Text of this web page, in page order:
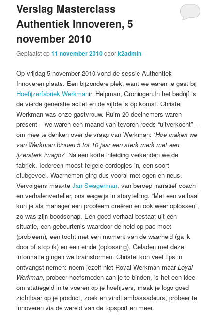
Verslag Masterclass
Authentiek Innoveren, 5
november 2010
Geplaatst op11 november 2010doork2admin
Op vrijdag 5 november 2010 vond de sessie Authentiek
Innoveren plaats. Een bijzondere plek, want we waren te gast bij
Hoefijzerfabriek Werkmanin Helpman, Groningen.In het bedrijf is
de vierde generatie actief en de vijfde is op komst. Christel
Werkman was onze gastvrouw. Ruim 20 deelnemers waren
present – we waren een maand van tevoren reeds “uitverkocht” –
om mee te denken over de vraag van Werkman: “Hoe maken we
van Werkman binnen 5 tot 10 jaar een sterk merk met een
ijzersterk imago?”.Na een korte inleiding verkenden we de
fabriek. Iedereen moest felgele oordopjes in, een soort
clubgevoel. Waarnemen ging dus vooral met ogen en neus.
Vervolgens maakteJan Swagerman, van beroep narratief coach
en verhalenverteller, ons wegwijs in storytelling. “Met een verhaal
kun je als manager een probleem creëren en ook weer oplossen”,
zo was zijn boodschap. Een goed verhaal bestaat uit een
situatie, een gebeurtenis waardoor de held op pad moet
(probleem), een tocht met een moment van de waarheid (ga ik
door of stop ik) en een einde (oplossing). Geladen met deze
informatie gingen we brainstormen. Christel kon veel tips in
ontvangst nemen: noem jezelf niet Royal Werkman maarLoyal
Werkman, probeer hoefsmeden aan je te binden, is het een idee
om statiegeld in te voeren op je hoefijzers, maak je logo goed
zichtbaar op je product, zoek en vindt ambassadeurs, probeer te
innoveren via de wereld van de topsport en meer.